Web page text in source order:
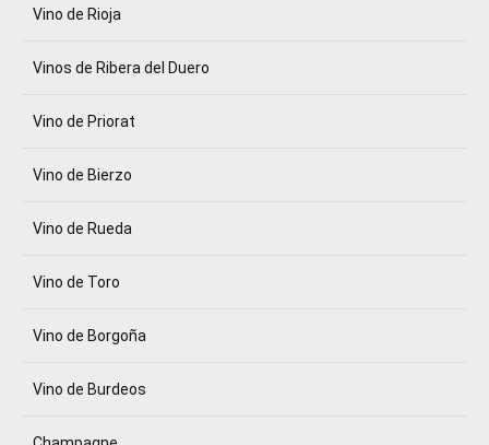
Vino de Rioja
Vinos de Ribera del Duero
Vino de Priorat
Vino de Bierzo
Vino de Rueda
Vino de Toro
Vino de Borgoña
Vino de Burdeos